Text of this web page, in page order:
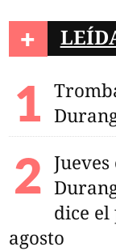
+
dice el
agosto